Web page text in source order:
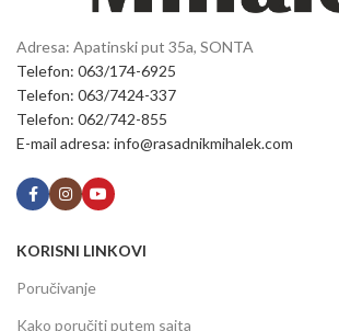
Adresa: Apatinski put 35a, SONTA
Telefon: 063/174-6925
Telefon: 063/7424-337
Telefon: 062/742-855
E-mail adresa: info@rasadnikmihalek.com
KORISNI LINKOVI
Poručivanje
Kako poručiti putem sajta